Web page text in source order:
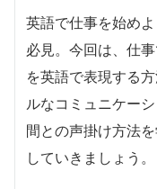
英語で仕事を始め
必見。今回は、仕
を英語で表現する
ルなコミュニケー
間との声掛け方法
していきましょう。